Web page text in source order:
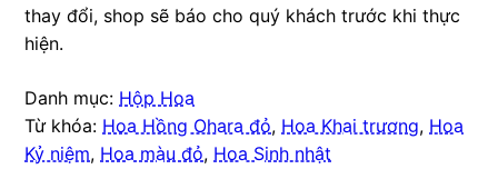
thay đổi, shop sẽ báo cho quý khách trước khi thực
hiện.
Danh mục: Hộp Hoa
Từ khóa: Hoa Hồng Ohara đỏ, Hoa Khai trương, Hoa
Kỷ niệm, Hoa màu đỏ, Hoa Sinh nhật